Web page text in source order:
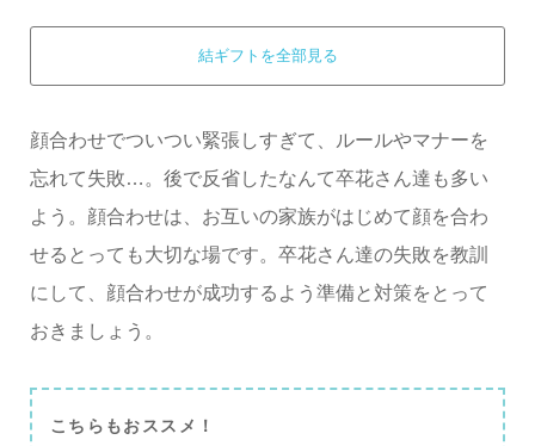
結ギフトを全部見る
顔合わせでついつい緊張しすぎて、ルールやマナーを
忘れて失敗…。後で反省したなんて卒花さん達も多い
よう。顔合わせは、お互いの家族がはじめて顔を合わ
せるとっても大切な場です。卒花さん達の失敗を教訓
にして、顔合わせが成功するよう準備と対策をとって
おきましょう。
こちらもおススメ！